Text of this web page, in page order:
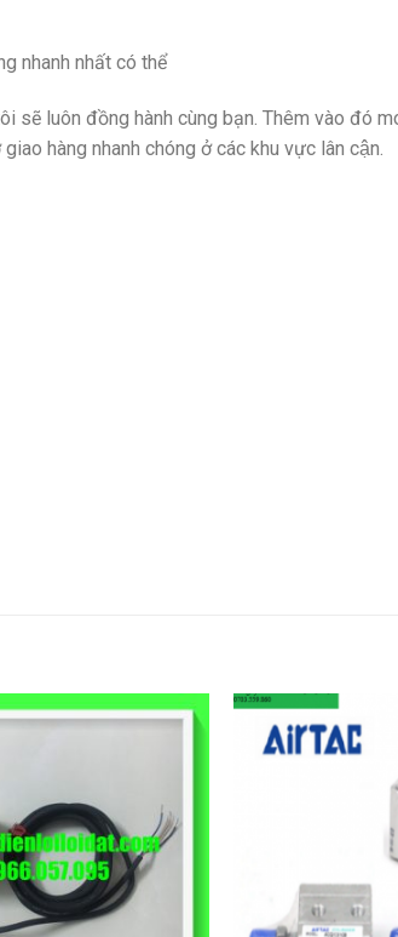
nhanh nhất có thể
sẽ luôn đồng hành cùng bạn. Thêm vào đó
hàng nhanh chóng ở các khu vực lân cận.